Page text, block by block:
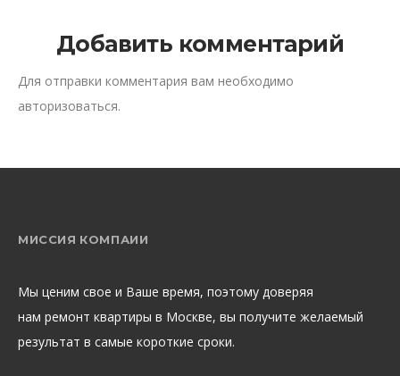
Добавить комментарий
Для отправки комментария вам необходимо
авторизоваться.
МИССИЯ КОМПАИИ
Мы ценим свое и Ваше время, поэтому доверяя
нам ремонт квартиры в Москве, вы получите желаемый
результат в самые короткие сроки.